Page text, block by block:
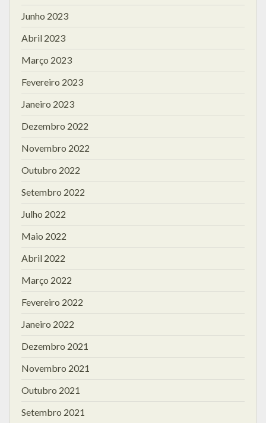
Junho 2023
Abril 2023
Março 2023
Fevereiro 2023
Janeiro 2023
Dezembro 2022
Novembro 2022
Outubro 2022
Setembro 2022
Julho 2022
Maio 2022
Abril 2022
Março 2022
Fevereiro 2022
Janeiro 2022
Dezembro 2021
Novembro 2021
Outubro 2021
Setembro 2021